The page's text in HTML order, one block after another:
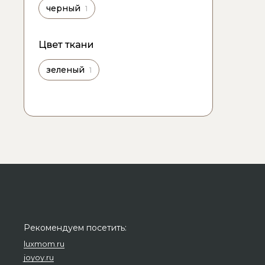
черный 1
Цвет ткани
зеленый 1
Рекомендуем посетить:
luxmom.ru
joyoy.ru